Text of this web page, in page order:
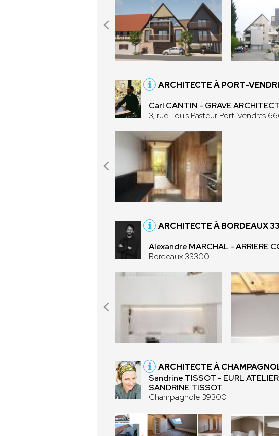
ARCHITECTE À PORT-
Carl CANTIN - GRAVE
3, rue Louis Pasteur Port-Vendres
ARCHITECTE À BORDEAUX
Alexandre MARCHAL - ARRIERE
Bordeaux 33300
ARCHITECTE À
Sandrine TISSOT - EURL
SANDRINE TISSOT
Champagnole 39300